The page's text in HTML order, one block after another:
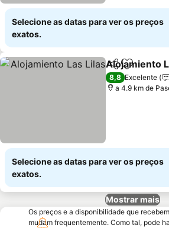
Selecione as datas para ver os preços
exatos.
Partilhar
Alojamiento
8,8 Excelente
a 4.9 km de
Selecione as datas para ver os preços
exatos.
Mostrar mais
Os preços e a disponibilidade que
mudam frequentemente. Como tal, pode